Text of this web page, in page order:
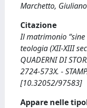
Marchetto, Giuliano
Citazione
Il matrimonio
teologia (XII-XIII
QUADERNI DI
2724-573X. -
[10.32052/97583]
Appare nelle